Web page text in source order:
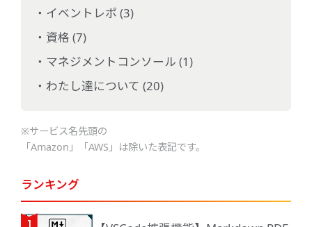
イベントレポ (3)
資格 (7)
マネジメントコンソール (1)
わたし達について (20)
※サービス名先頭の
「Amazon」「AWS」は除いた表記です。
ランキング